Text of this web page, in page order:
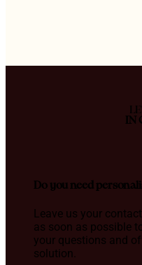
IN
Do you need
Leave us your
as soon as possible
your questions and
solution.